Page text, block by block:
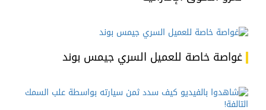
غواصة خاصة للعميل السري جيمس بوند